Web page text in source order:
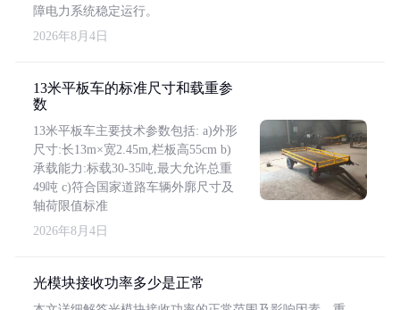
障电力系统稳定运行。
2026年8月4日
13米平板车的标准尺寸和载重参
数
13米平板车主要技术参数包括: a)外形
尺寸:长13m×宽2.45m,栏板高55cm b)
承载能力:标载30-35吨,最大允许总重
49吨 c)符合国家道路车辆外廓尺寸及
轴荷限值标准
2026年8月4日
光模块接收功率多少是正常